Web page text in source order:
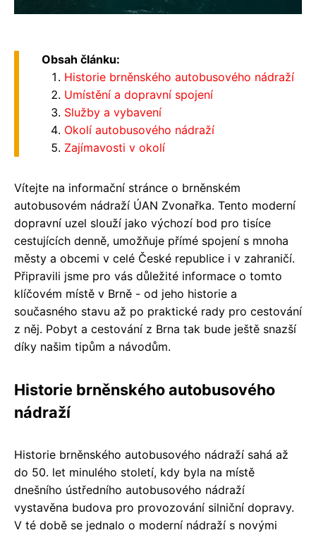
Obsah článku:
Historie brněnského autobusového nádraží
Umístění a dopravní spojení
Služby a vybavení
Okolí autobusového nádraží
Zajímavosti v okolí
Vítejte na informační stránce o brněnském
autobusovém nádraží ÚAN Zvonařka. Tento moderní
dopravní uzel slouží jako výchozí bod pro tisíce
cestujících denně, umožňuje přímé spojení s mnoha
městy a obcemi v celé České republice i v zahraničí.
Připravili jsme pro vás důležité informace o tomto
klíčovém místě v Brně - od jeho historie a
současného stavu až po praktické rady pro cestování
z něj. Pobyt a cestování z Brna tak bude ještě snazší
díky našim tipům a návodům.
Historie brněnského autobusového
nádraží
Historie brněnského autobusového nádraží sahá až
do 50. let minulého století, kdy byla na místě
dnešního ústředního autobusového nádraží
vystavěna budova pro provozování silniční dopravy.
V té době se jednalo o moderní nádraží s novými